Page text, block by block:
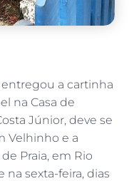
a cartinha
na Casa de
Júnior, deve se
Velhinho e a
Praia, em Rio
na sexta-feira, dias